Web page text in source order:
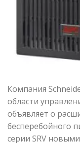
Компания
области
объявляет о
бесперебойного
серии SRV